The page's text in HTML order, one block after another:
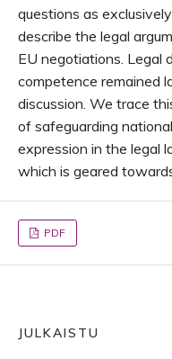
questions as
describe the legal
EU negotiations. Legal
competence remained
discussion. We trace
of safeguarding
expression in the legal
which is geared
PDF
JULKAISTU